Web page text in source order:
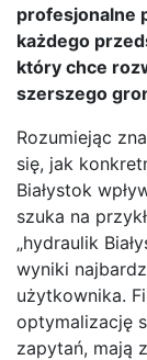
profesjonalne
każdego
który chce
szerszego
Rozumiejąc
się, jak
Białystok
szuka na
„hydraulik
wyniki
użytkownika.
optymalizację
zapytań, mają